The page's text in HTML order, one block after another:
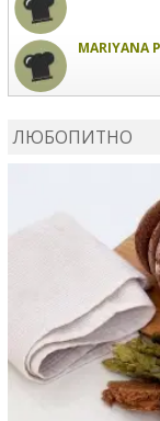
MARIYANA
ЛЮБОПИТНО